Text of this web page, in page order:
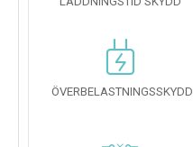
ÖVERBELASTNINGSSKYDD